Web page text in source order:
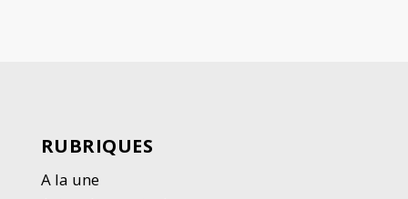
RUBRIQUES
A la une